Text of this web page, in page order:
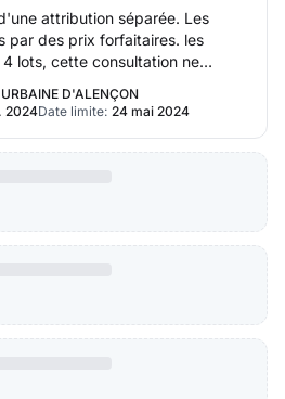
attribution séparée. Les
par des prix forfaitaires. les
lots, cette consultation ne
2. Les…
D'ALENÇON
2024Date limite: 24 mai 2024